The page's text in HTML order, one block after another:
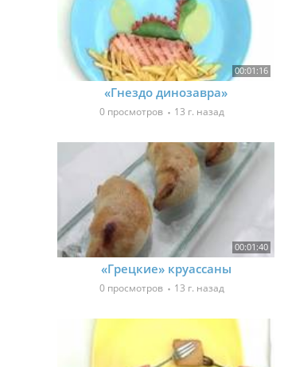
00:01:16
«Гнездо динозавра»
0 просмотров 13 г. назад
00:01:40
«Грецкие» круассаны
0 просмотров 13 г. назад